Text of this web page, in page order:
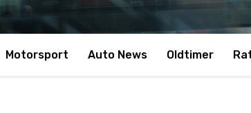
Motorsport Auto News Oldtimer